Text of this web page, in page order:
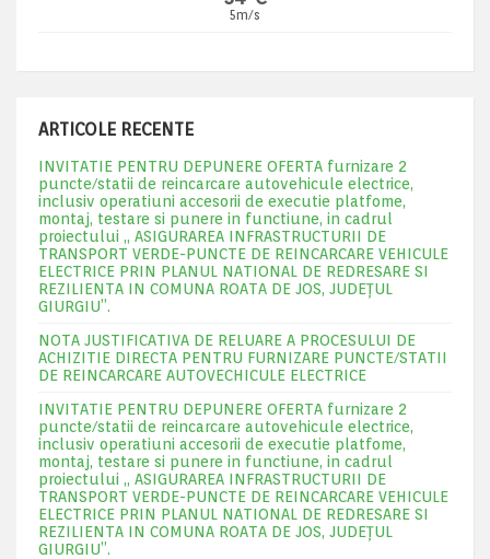
5m/s
ARTICOLE RECENTE
INVITATIE PENTRU DEPUNERE OFERTA furnizare 2
puncte/statii de reincarcare autovehicule electrice,
inclusiv operatiuni accesorii de executie platfome,
montaj, testare si punere in functiune, in cadrul
proiectului „ ASIGURAREA INFRASTRUCTURII DE
TRANSPORT VERDE-PUNCTE DE REINCARCARE VEHICULE
ELECTRICE PRIN PLANUL NATIONAL DE REDRESARE SI
REZILIENTA IN COMUNA ROATA DE JOS, JUDEŢUL
GIURGIU”.
NOTA JUSTIFICATIVA DE RELUARE A PROCESULUI DE
ACHIZITIE DIRECTA PENTRU FURNIZARE PUNCTE/STATII
DE REINCARCARE AUTOVECHICULE ELECTRICE
INVITATIE PENTRU DEPUNERE OFERTA furnizare 2
puncte/statii de reincarcare autovehicule electrice,
inclusiv operatiuni accesorii de executie platfome,
montaj, testare si punere in functiune, in cadrul
proiectului „ ASIGURAREA INFRASTRUCTURII DE
TRANSPORT VERDE-PUNCTE DE REINCARCARE VEHICULE
ELECTRICE PRIN PLANUL NATIONAL DE REDRESARE SI
REZILIENTA IN COMUNA ROATA DE JOS, JUDEŢUL
GIURGIU”.